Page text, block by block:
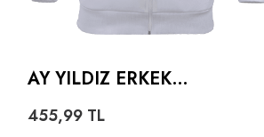
AY YILDIZ ERKEK
455,99 TL